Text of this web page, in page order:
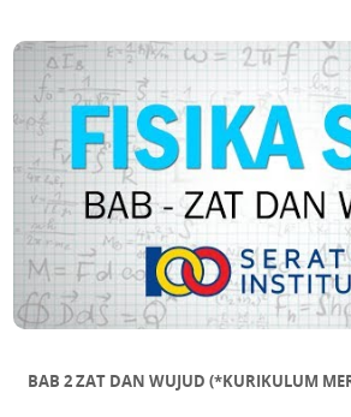
DATAR TIDAK BERATURAN
BAB 2 ZAT DAN WUJUD (*KURIKULUM